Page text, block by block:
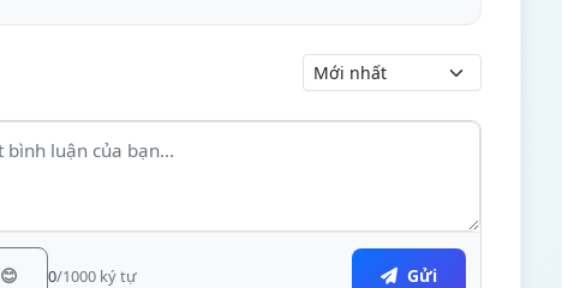
😊 0/1000 ký tự Gửi